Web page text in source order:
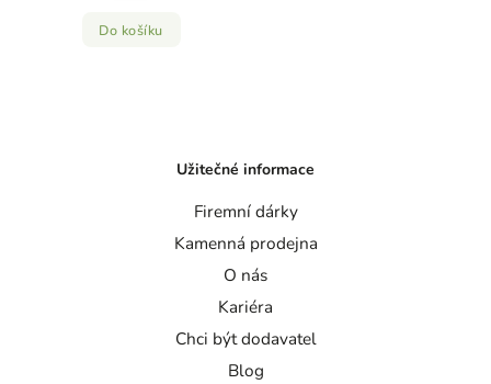
Do košíku
Užitečné informace
Firemní dárky
Kamenná prodejna
O nás
Kariéra
Chci být dodavatel
Blog